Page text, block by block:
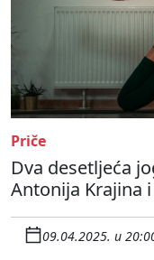
Priče
Dva desetljeća
Antonija Krajina
09.04.2025. u